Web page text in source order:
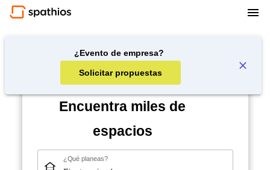
¿Evento de empresa?
Solicitar propuestas
Encuentra miles de
espacios
¿Qué planeas?